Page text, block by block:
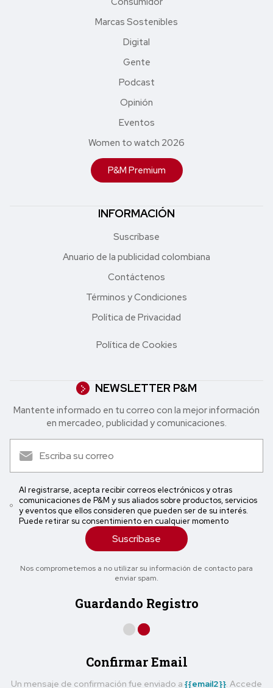
Marcas Sostenibles
Digital
Gente
Podcast
Opinión
Eventos
Women to watch 2026
P&M Premium
INFORMACIÓN
Suscríbase
Anuario de la publicidad colombiana
Contáctenos
Términos y Condiciones
Política de Privacidad
Política de Cookies
NEWSLETTER P&M
Mantente informado en tu correo con la mejor in formación
en mercadeo, publicidad y comunicaciones.
Al registrarse, acepta recibir correos electrónicos y otras
comunicaciones de P&M y sus aliados sobre productos, servicios
y eventos que ellos consideren que pueden ser de su interés.
Puede retirar su consentimiento en cualquier momento
Suscríbase
Nos comprometemos a no utilizar su información de contacto para
enviar spam.
Guardando Registro
Confirmar Email
Un mensaje de confirmación fue enviado a {{email2}} . Accede